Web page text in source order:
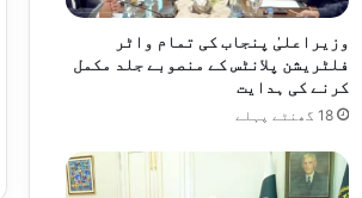
وزیراعلیٰ پنجاب کی تمام واٹر
فلٹریشن پلانٹس کے منصوبے جلد مکمل
کرنے کی ہدایت
18 گھنٹے پہلے